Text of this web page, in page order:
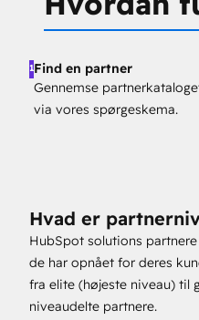
1Find en partner
Gennemse
via vores spørgeskema.
Hvad er
HubSpot solutions
de har opnået for deres
fra elite (højeste niveau) til
niveaudelte partnere.